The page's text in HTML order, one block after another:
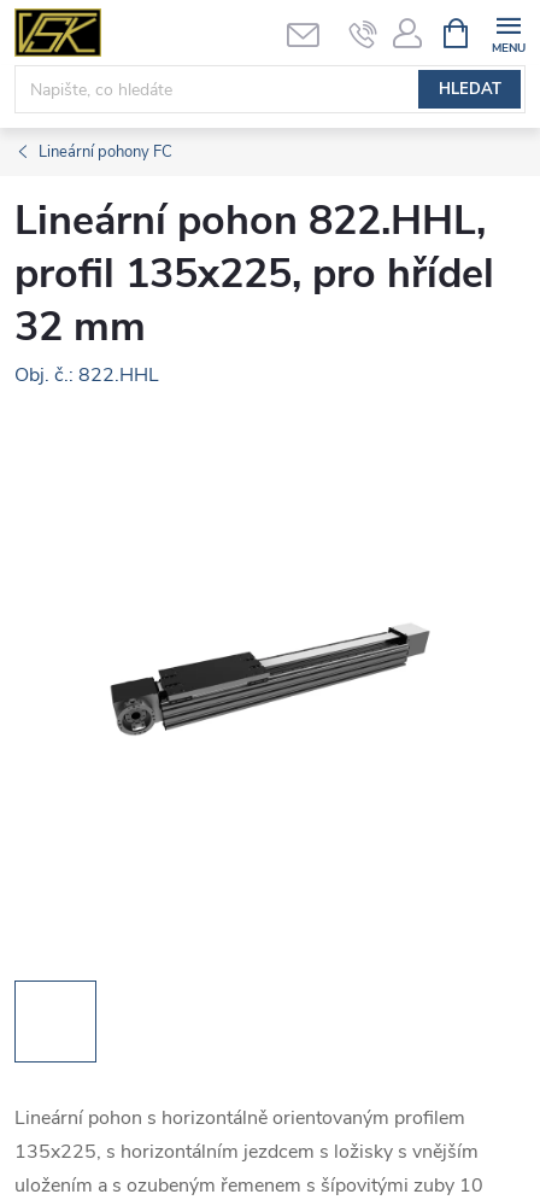
Přejít
obsah
HLEDAT
NÁKUPNÍ
KOŠÍK
Lineární pohony FC
Lineární pohon 822.HHL,
profil 135x225, pro hřídel
32 mm
Obj. č.: 822.HHL
Lineární pohon s horizontálně orientovaným profilem
135x225, s horizontálním jezdcem s ložisky s vnějším
uložením a s ozubeným řemenem s šípovitými zuby 10